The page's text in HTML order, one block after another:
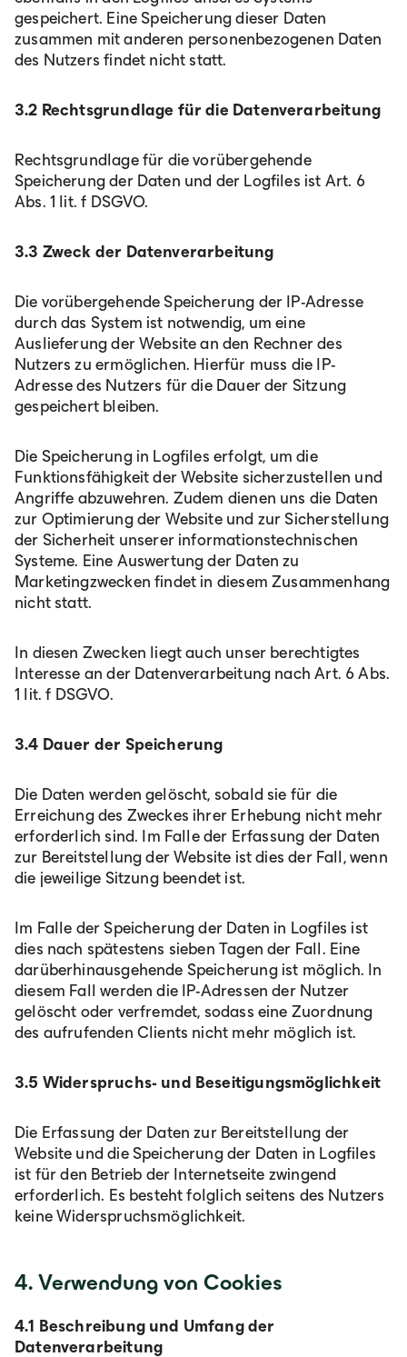
gespeichert. Eine Speicherung dieser Daten
zusammen mit anderen personenbezogenen Daten
des Nutzers findet nicht statt.
3.2 Rechtsgrundlage für die Datenverarbeitung
Rechtsgrundlage für die vorübergehende
Speicherung der Daten und der Logfiles ist Art. 6
Abs. 1 lit. f DSGVO.
3.3 Zweck der Datenverarbeitung
Die vorübergehende Speicherung der IP-Adresse
durch das System ist notwendig, um eine
Auslieferung der Website an den Rechner des
Nutzers zu ermöglichen. Hierfür muss die IP-
Adresse des Nutzers für die Dauer der Sitzung
gespeichert bleiben.
Die Speicherung in Logfiles erfolgt, um die
Funktionsfähigkeit der Website sicherzustellen und
Angriffe abzuwehren. Zudem dienen uns die Daten
zur Optimierung der Website und zur Sicherstellung
der Sicherheit unserer informationstechnischen
Systeme. Eine Auswertung der Daten zu
Marketingzwecken findet in diesem Zusammenhang
nicht statt.
In diesen Zwecken liegt auch unser berechtigtes
Interesse an der Datenverarbeitung nach Art. 6 Abs.
1 lit. f DSGVO.
3.4 Dauer der Speicherung
Die Daten werden gelöscht, sobald sie für die
Erreichung des Zweckes ihrer Erhebung nicht mehr
erforderlich sind. Im Falle der Erfassung der Daten
zur Bereitstellung der Website ist dies der Fall, wenn
die jeweilige Sitzung beendet ist.
Im Falle der Speicherung der Daten in Logfiles ist
dies nach spätestens sieben Tagen der Fall. Eine
darüberhinausgehende Speicherung ist möglich. In
diesem Fall werden die IP-Adressen der Nutzer
gelöscht oder verfremdet, sodass eine Zuordnung
des aufrufenden Clients nicht mehr möglich ist.
3.5 Widerspruchs- und Beseitigungsmöglichkeit
Die Erfassung der Daten zur Bereitstellung der
Website und die Speicherung der Daten in Logfiles
ist für den Betrieb der Internetseite zwingend
erforderlich. Es besteht folglich seitens des Nutzers
keine Widerspruchsmöglichkeit.
4. Verwendung von Cookies
4.1 Beschreibung und Umfang der
Datenverarbeitung